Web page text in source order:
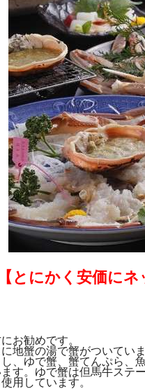
【とにかく安価に
お勧めです。
地蟹の湯で蟹がついてい
、ゆで蟹、蟹てんぷら、
す。ゆで蟹は但馬牛ステ
用しています。